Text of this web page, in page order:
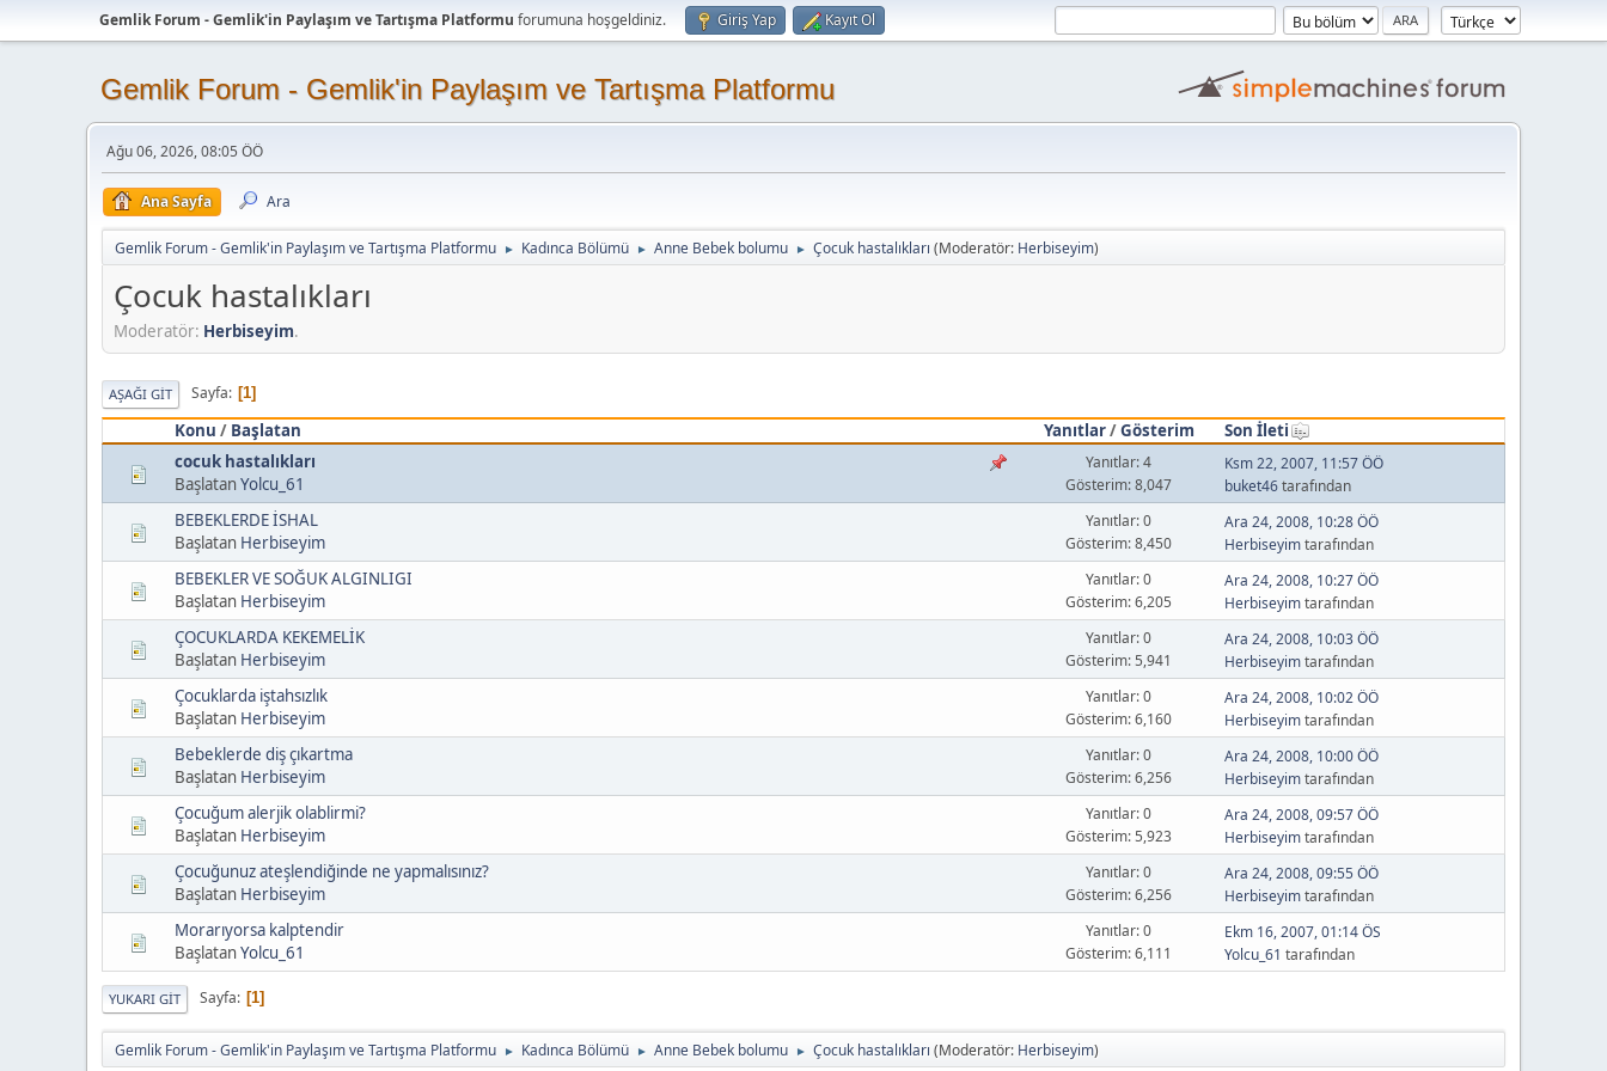
Gemlik Forum - Gemlik'in Paylaşım ve Tartışma Platformu forumuna hoşgeldiniz. Giriş Yap Kayıt Ol
Gemlik Forum - Gemlik'in Paylaşım ve Tartışma Platformu
Ağu 06, 2026, 08:05 ÖÖ
Ana Sayfa Ara
Gemlik Forum - Gemlik'in Paylaşım ve Tartışma Platformu ► Kadınca Bölümü ► Anne Bebek bolumu ► Çocuk hastalıkları (Moderatör: Herbiseyim)
Çocuk hastalıkları
Moderatör: Herbiseyim.
AŞAĞI GIT Sayfa 1
Konu / Başlatan Yanıtlar/Gösterim
Son İleti
cocuk hastalıkları
BaşlatanYolcu_61
Yanıtlar: 4
Gösterim: 8,047
Ksm 22, 2007, 11:57 ÖÖ
buket46tarafından
BEBEKLERDE İSHAL
Başlatan Herbiseyim
Yanıtlar: 0
Gösterim: 8,450
Ara 24, 2008, 10:28 ÖÖ
Herbiseyimtarafından
BEBEKLER VE SOĞUK ALGINLIGI
Başlatan Herbiseyim
Yanıtlar: 0
Gösterim: 6,205
Ara 24, 2008, 10:27 ÖÖ
Herbiseyimtarafından
ÇOCUKLARDA KEKEMELİK
Başlatan Herbiseyim
Yanıtlar: 0
Gösterim: 5,941
Ara 24, 2008, 10:03 ÖÖ
Herbiseyimtarafından
Çocuklarda iştahsızlık
Başlatan Herbiseyim
Yanıtlar: 0
Gösterim: 6,160
Ara 24, 2008, 10:02 ÖÖ
Herbiseyimtarafından
Bebeklerde diş çıkartma
Başlatan Herbiseyim
Yanıtlar: 0
Gösterim: 6,256
Ara 24, 2008, 10:00 ÖÖ
Herbiseyimtarafından
Çocuğum alerjik olablirmi?
Başlatan Herbiseyim
Yanıtlar: 0
Gösterim: 5,923
Ara 24, 2008, 09:57 ÖÖ
Herbiseyimtarafından
Çocuğunuz ateşlendiğinde ne yapmalısınız?
Başlatan Herbiseyim
Yanıtlar: 0
Gösterim: 6,256
Ara 24, 2008, 09:55 ÖÖ
Herbiseyimtarafından
Morarıyorsa kalptendir
BaşlatanYolcu_61
Yanıtlar: 0
Gösterim: 6,111
Ekm 16, 2007, 01:14 ÖS
Yolcu_61 tarafından
YUKARI GIT Sayfa 1
Gemlik Forum - Gemlik'in Paylaşım ve Tartışma Platformu ► Kadınca Bölümü ► Anne Bebek bolumu ► Çocuk hastalıkları (Moderatör: Herbiseyim)